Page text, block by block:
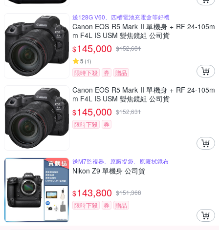
送128G V60、四槽電池充電盒等好禮
Canon EOS R5 Mark II 單機身 + RF 24-105m
m F4L IS USM 變焦鏡組 公司貨
$145,000 $152,631
5 (1)
限時下殺 券 贈品
Canon EOS R5 Mark II 單機身 + RF 24-105m
m F4L IS USM 變焦鏡組 公司貨
$145,000 $152,631
限時下殺
券
送M7監視器、原廠提袋、原廠拭鏡布
Nikon Z9 單機身 公司貨
$143,800 $151,368
限時下殺
券 贈品